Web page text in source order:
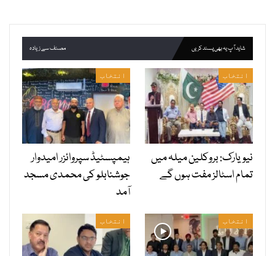
شاید آپ یہ بھی پسند کریں مصنف سے زیادہ
انتخاب
نیویارک: بروکلین میلہ میں
تمام اسٹالز مفت ہوں گے
انتخاب
ہیمپسٹیڈ سپروائزر امیدوار
جوشنابلو کی محمدی مسجد
آمد
انتخاب انتخاب